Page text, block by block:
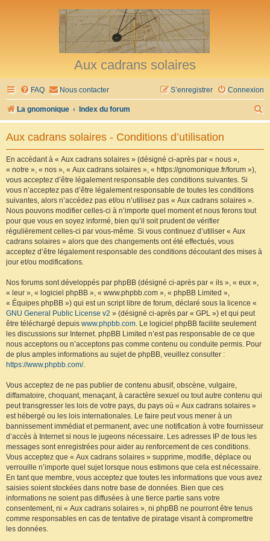
Aux cadrans solaires
FAQ Nous contacter Connexion
S’enregistrer
La gnomonique Index du forum
e
Aux cadrans solaires - Conditions d’utilisation
En accédant à « Aux cadrans solaires » (désigné ci-après par « nous »,
« notre », « nos », « Aux cadrans solaires », « https://gnomonique.fr/forum »),
vous acceptez d’être légalement responsable des conditions suivantes. Si
vous n’acceptez pas d’être légalement responsable de toutes les conditions
suivantes, alors n’accédez pas et/ou n’utilisez pas « Aux cadrans solaires ».
Nous pouvons modifier celles-ci à n’importe quel moment et nous ferons tout
pour que vous en soyez informé, bien qu’il soit prudent de vérifier
régulièrement celles-ci par vous-même. Si vous continuez d’utiliser « Aux
cadrans solaires » alors que des changements ont été effectués, vous
acceptez d’être légalement responsable des conditions découlant des mises à
jour et/ou modifications.
Nos forums sont développés par phpBB (désigné ci-après par « ils », « eux »,
« leur », « logiciel phpBB », « www.phpbb.com », « phpBB Limited »,
« Équipes phpBB ») qui est un script libre de forum, déclaré sous la licence «
GNU General Public License v2 » (désigné ci-après par « GPL ») et qui peut
être téléchargé depuis www.phpbb.com. Le logiciel phpBB facilite seulement
les discussions sur Internet. phpBB Limited n’est pas responsable de ce que
nous acceptons ou n’acceptons pas comme contenu ou conduite permis. Pour
de plus amples informations au sujet de phpBB, veuillez consulter :
https://www.phpbb.com/.
Vous acceptez de ne pas publier de contenu abusif, obscène, vulgaire,
diffamatoire, choquant, menaçant, à caractère sexuel ou tout autre contenu qui
peut transgresser les lois de votre pays, du pays où « Aux cadrans solaires »
est hébergé ou les lois internationales. Le faire peut vous mener à un
bannissement immédiat et permanent, avec une notification à votre fournisseur
d’accès à Internet si nous le jugeons nécessaire. Les adresses IP de tous les
messages sont enregistrées pour aider au renforcement de ces conditions.
Vous acceptez que « Aux cadrans solaires » supprime, modifie, déplace ou
verrouille n’importe quel sujet lorsque nous estimons que cela est nécessaire.
En tant que membre, vous acceptez que toutes les informations que vous avez
saisies soient stockées dans notre base de données. Bien que ces
informations ne soient pas diffusées à une tierce partie sans votre
consentement, ni « Aux cadrans solaires », ni phpBB ne pourront être tenus
comme responsables en cas de tentative de piratage visant à compromettre
les données.